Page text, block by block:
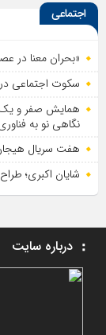
اجتماعی
«بحران معنا در
سکوت اجتماعی در
همایش صفر و یک
نگاهی نو به
هفت سریال هیجان
شایان اکبری؛
درباره سایت